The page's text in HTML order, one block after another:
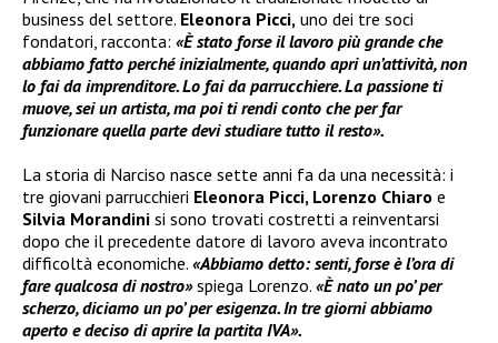
business del settore. Eleonora Picci, uno dei tre soci
fondatori, racconta: «È stato forse il lavoro più grande che
abbiamo fatto perché inizialmente, quando apri un’attività, non
lo fai da imprenditore. Lo fai da parrucchiere. La passione ti
muove, sei un artista, ma poi ti rendi conto che per far
funzionare quella parte devi studiare tutto il resto».
La storia di Narciso nasce sette anni fa da una necessità: i
tre giovani parrucchieri Eleonora Picci, Lorenzo Chiaro e
Silvia Morandini si sono trovati costretti a reinventarsi
dopo che il precedente datore di lavoro aveva incontrato
difficoltà economiche. «Abbiamo detto: senti, forse è l’ora di
fare qualcosa di nostro»spiega Lorenzo. «È nato un po’ per
scherzo, diciamo un po’ per esigenza. In tre giorni abbiamo
aperto e deciso di aprire la partita IVA».